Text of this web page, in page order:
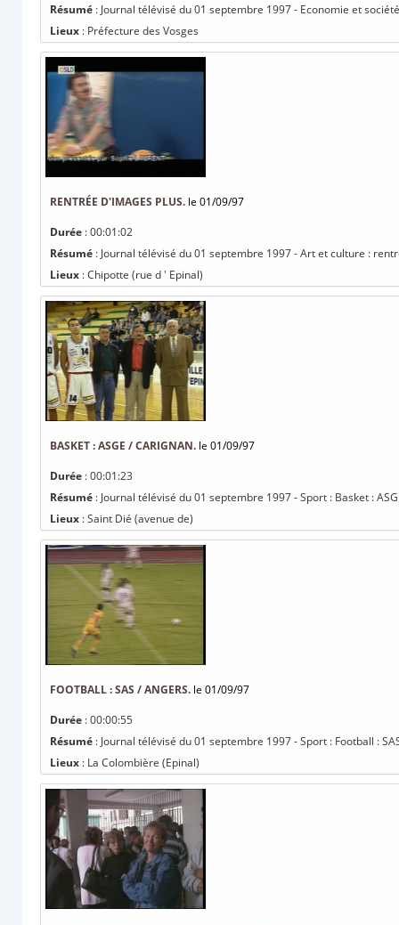
Résumé : Journal télévisé du 01 septembre 1997 - Economie et
Lieux : Préfecture des Vosges
RENTRÉE D'IMAGES PLUS. le 01/09/97
Durée : 00:01:02
Résumé : Journal télévisé du 01 septembre 1997 - Art et culture :
Lieux : Chipotte (rue d ' Epinal)
BASKET : ASGE / CARIGNAN. le 01/09/97
Durée : 00:01:23
Résumé : Journal télévisé du 01 septembre 1997 - Sport : Basket :
Lieux : Saint Dié (avenue de)
FOOTBALL : SAS / ANGERS. le 01/09/97
Durée : 00:00:55
Résumé : Journal télévisé du 01 septembre 1997 - Sport : Football :
Lieux : La Colombière (Epinal)